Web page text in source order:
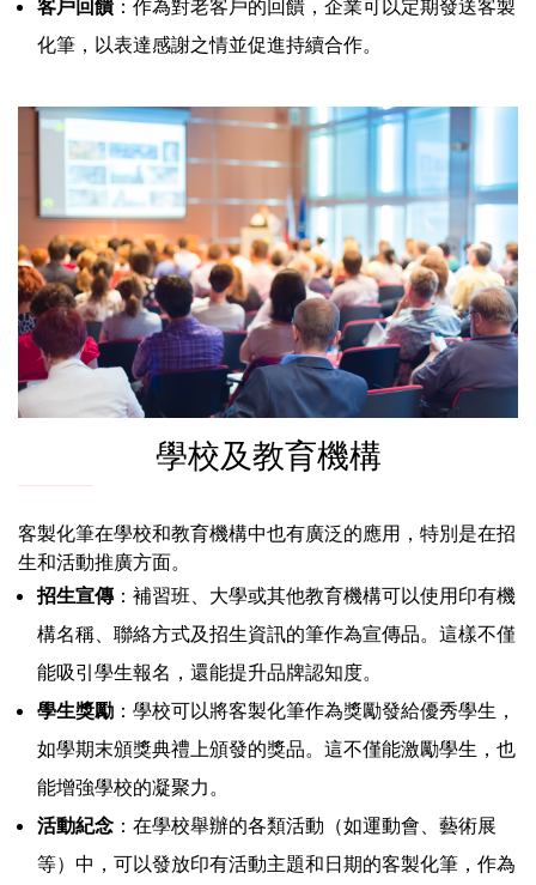
客戶回饋：作為對老客戶的回饋，企業可以定期發送客製
化筆，以表達感謝之情並促進持續合作。
學校及教育機構
客製化筆在學校和教育機構中也有廣泛的應用，特別是在招
生和活動推廣方面。
招生宣傳：補習班、大學或其他教育機構可以使用印有機
構名稱、聯絡方式及招生資訊的筆作為宣傳品。這樣不僅
能吸引學生報名，還能提升品牌認知度。
學生獎勵 ：學校可以將客製化筆作為獎勵發給優秀學生，
如學期末頒獎典禮上頒發的獎品。這不僅能激勵學生，也
能增強學校的凝聚力。
活動紀念 ：在學校舉辦的各類活動（如運動會、藝術展
等）中，可以發放印有活動主題和日期的客製化筆，作為